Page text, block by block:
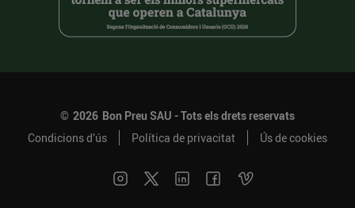
© 2026 Bon Preu SAU - Tots els drets reservats
Condicions d’ús
Política de privacitat Ús de cookies